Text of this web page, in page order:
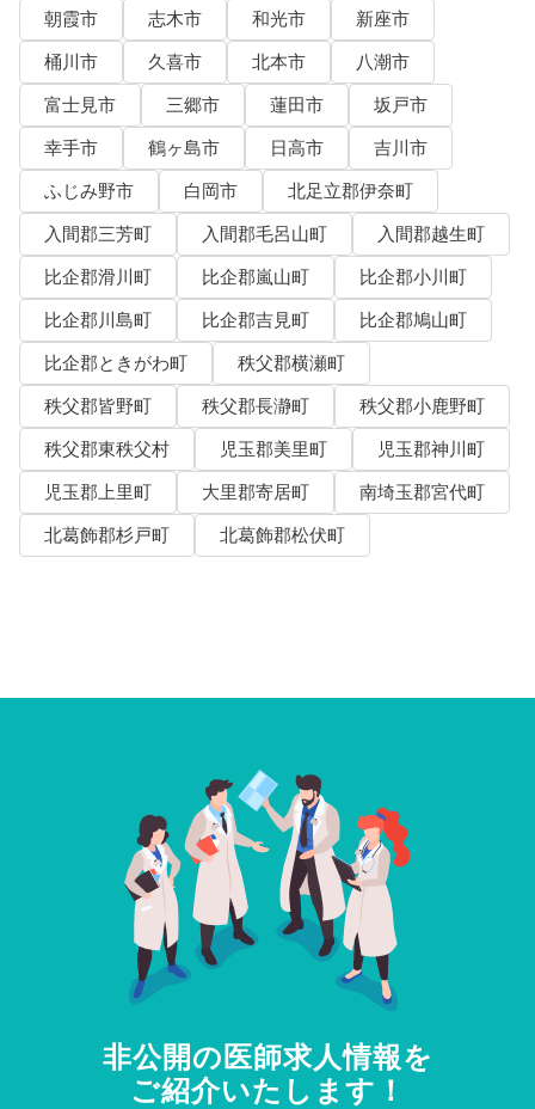
朝霞市
志木市 和光市
新座市
桶川市
久喜市 北本市
八潮市
富士見市
三郷市 蓮田市
坂戸市
幸手市
鶴ヶ島市 日高市
吉川市
ふじみ野市
白岡市
北足立郡伊奈町
入間郡三芳町
入間郡毛呂山町
入間郡越生町
比企郡滑川町
比企郡嵐山町
比企郡小川町
比企郡川島町
比企郡吉見町
比企郡鳩山町
比企郡ときがわ町
秩父郡横瀬町
秩父郡皆野町
秩父郡長瀞町
秩父郡小鹿野町
秩父郡東秩父村
児玉郡美里町
児玉郡神川町
児玉郡上里町
大里郡寄居町
南埼玉郡宮代町
北葛飾郡杉戸町
北葛飾郡松伏町
非公開の医師求人情報を
ご紹介いたします！